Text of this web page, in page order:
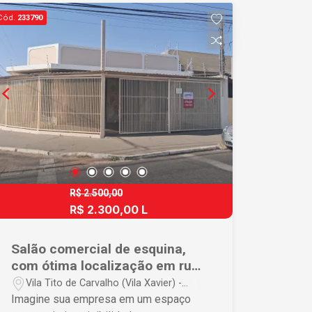
playground. Localização Privilegiada:
Situada no bairro Chácara Flora, você
desfrutará de um ambiente calmo e
rodeado pela natureza, perfeito para
quem busca um estilo de vida mais
tranquilo, longe da agitação urbana.
Entre em contato para mais
informações e agendamentos de
visitas.
233790
R$ 2.500,00
R$ 2.300,00 L
Salão comercial de esquina,
com ótima localização em rua
comercial de grande
movimento.
Vila Tito de Carvalho (Vila Xavier) -
Araraquara/SP
Imagine sua empresa em um espaço